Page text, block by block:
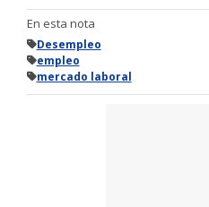
En esta nota
Desempleo
empleo
mercado laboral